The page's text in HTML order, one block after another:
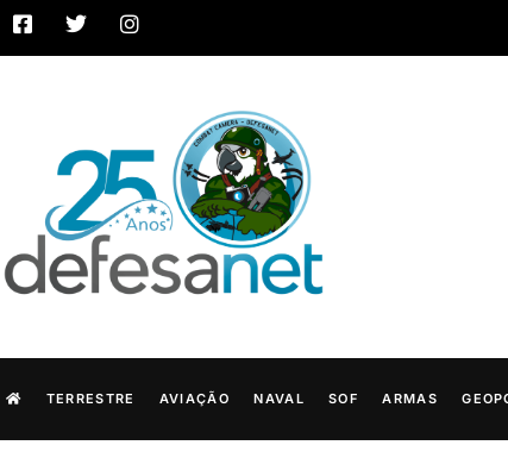
TERRESTRE AVIAÇÃO NAVAL SOF ARMAS